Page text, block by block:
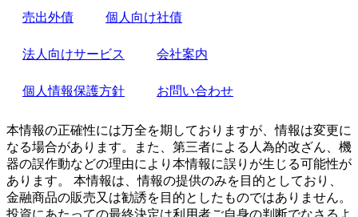
売出外債 個人向け社債
法人向けサービス 会社案内
個人情報保護方針 お問い合わせ
本情報の正確性には万全を期しておりますが、情報は変更に
なる場合があります。また、第三者による人為的改ざん、機
器の誤作動などの理由により本情報に誤りが生じる可能性が
あります。 本情報は、情報の提供のみを目的としており、
金融商品の販売又は勧誘を目的としたものではありません。
投資にあたっての最終決定は利用者ご自身の判断でなさるよ